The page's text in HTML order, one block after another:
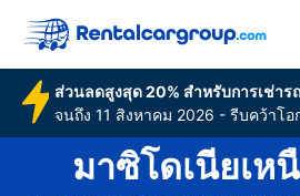
ส่วนลดสูงสุด 20% สำหรับการเช่าร
จนถึง 11 สิงหาคม 2026 - รีบคว้าโ
มาซิโดเนียเห